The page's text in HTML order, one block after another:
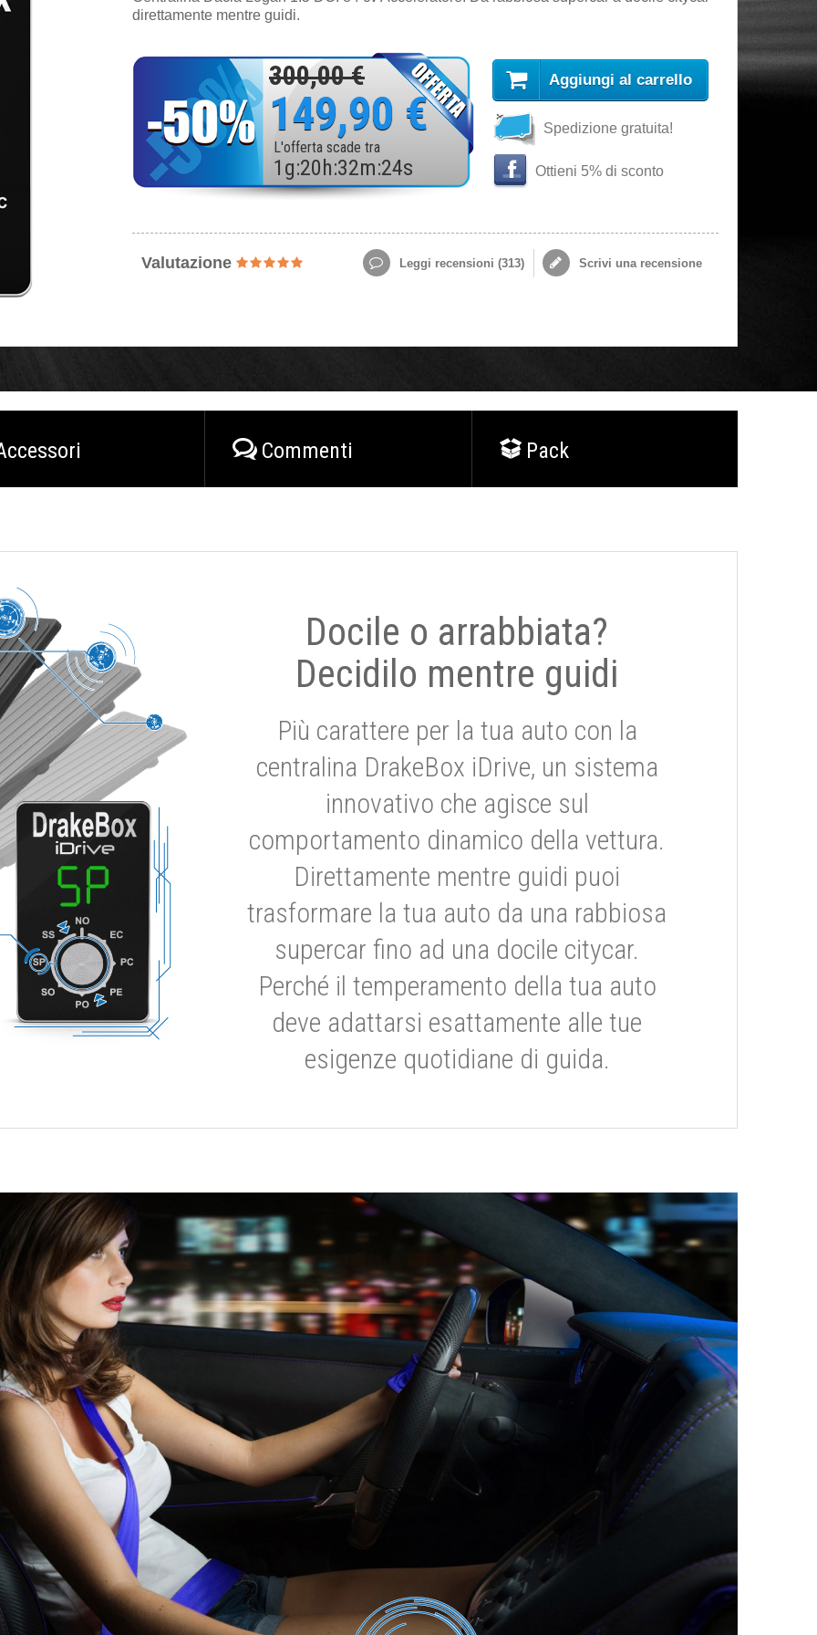
direttamente mentre guidi.
300,00 €
149,90 €
L'offerta scade tra
1 g:20 h:32m:22s
Aggiungi al carrello
Spedizione gratuita!
Ottieni 5% di sconto
Valutazione Leggi recensioni (313) Scrivi una recensione
Commenti Pack
Docile o arrabbiata?
Decidilo mentre guidi
Più carattere per la tua auto con la
centralina DrakeBox iDrive, un sistema
innovativo che agisce sul
comportamento dinamico della vettura.
Direttamente mentre guidi puoi
trasformare la tua auto da una rabbiosa
supercar fino ad una docile citycar.
Perché il temperamento della tua auto
deve adattarsi esattamente alle tue
esigenze quotidiane di guida.